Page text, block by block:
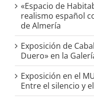
«Espacio de
realismo español
de Almería
Exposición de
Duero» en la
Exposición en el
Entre el silencio y